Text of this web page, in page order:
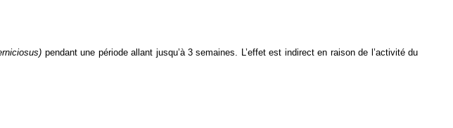
pendant une période allant jusqu’à 3 semaines. L’effet est indirect en raison de l’activité du